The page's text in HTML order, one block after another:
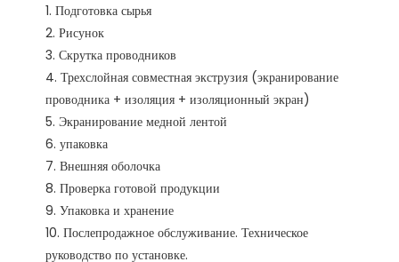
1. Подготовка сырья
2. Рисунок
3. Скрутка проводников
4. Трехслойная совместная экструзия (экранирование
проводника + изоляция + изоляционный экран)
5. Экранирование медной лентой
6. упаковка
7. Внешняя оболочка
8. Проверка готовой продукции
9. Упаковка и хранение
10. Послепродажное обслуживание. Техническое